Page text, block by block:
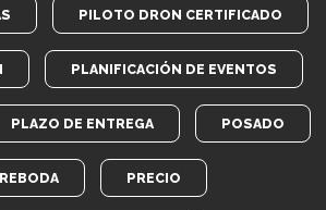
PILOTO DRON CERTIFICADO
PLANIFICACIÓN DE EVENTOS
PLAZO DE ENTREGA POSADO
PRECIO